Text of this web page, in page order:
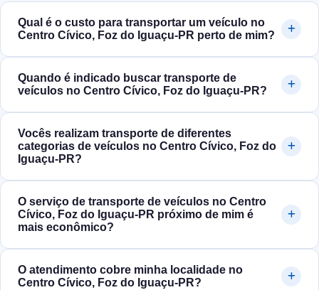
Qual é o custo para transportar um veículo no
Centro Cívico, Foz do Iguaçu‑PR perto de mim?
Quando é indicado buscar transporte de
veículos no Centro Cívico, Foz do Iguaçu‑PR?
Vocês realizam transporte de diferentes
categorias de veículos no Centro Cívico, Foz do
Iguaçu‑PR?
O serviço de transporte de veículos no Centro
Cívico, Foz do Iguaçu‑PR próximo de mim é
mais econômico?
O atendimento cobre minha localidade no
Centro Cívico, Foz do Iguaçu‑PR?